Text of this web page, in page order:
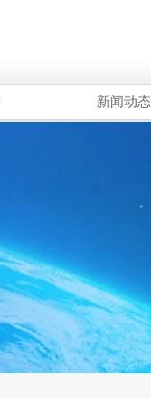
新闻动态